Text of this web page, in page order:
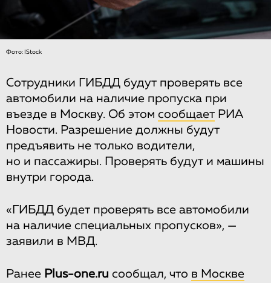
Фото: IStock
Сотрудники ГИБДД будут проверять все
автомобили на наличие пропуска при
въезде в Москву. Об этом сообщает РИА
Новости. Разрешение должны будут
предъявить не только водители,
но и пассажиры. Проверять будут и машины
внутри города.
«ГИБДД будет проверять все автомобили
на наличие специальных пропусков», —
заявили в МВД.
Ранее Plus-one.ru сообщал, что в Москве